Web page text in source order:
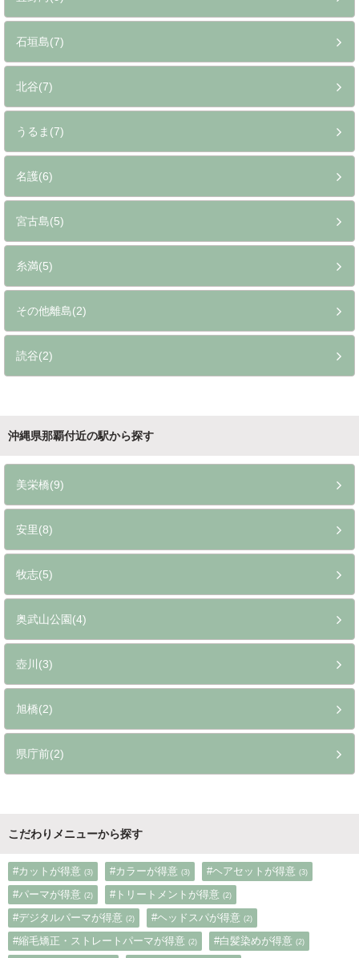
石垣島(7)
北谷(7)
うるま(7)
名護(6)
宮古島(5)
糸満(5)
その他離島(2)
読谷(2)
沖縄県那覇付近の駅から探す
美栄橋(9)
安里(8)
牧志(5)
奥武山公園(4)
壺川(3)
旭橋(2)
県庁前(2)
こだわりメニューから探す
#カットが得意 (3) #カラーが得意 (3) #ヘアセットが得意 (3)
#パーマが得意 (2) #トリートメントが得意 (2)
#デジタルパーマが得意 (2) #ヘッドスパが得意 (2)
#縮毛矯正・ストレートパーマが得意 (2) #白髪染めが得意 (2)